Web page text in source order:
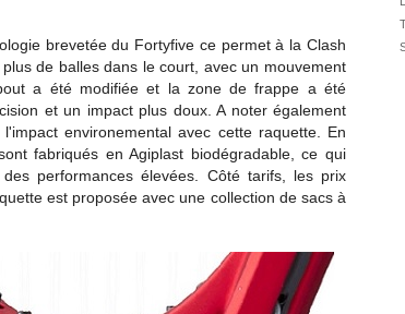
brevetée du Fortyfive ce permet à la Clash
de balles dans le court, avec un mouvement
a été modifiée et la zone de frappe a été
et un impact plus doux. A noter également
environemental avec cette raquette. En
fabriqués en Agiplast biodégradable, ce qui
performances élevées. Côté tarifs, les prix
est proposée avec une collection de sacs à